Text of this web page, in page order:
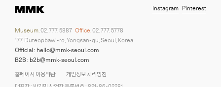
홈페이지 이용약관
개인정보 처리방침
Museum.02. 777. 5887 Office.02. 777. 5778
177, Duteopbawi-ro, Yongsan-gu, Seoul, Korea
Official : hello@mmk-seoul.com
B2B : b2b@mmk-seoul.com
Instagram Pinterest